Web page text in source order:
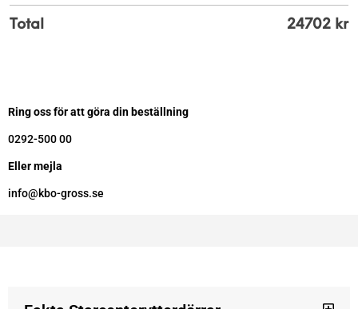
Total 24702 kr
Ring oss för att göra din beställning
0292-500 00
Eller mejla
info@kbo-gross.se